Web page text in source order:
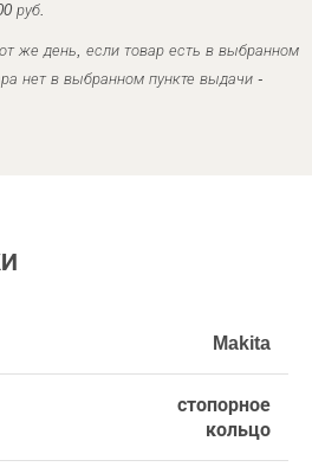
руб.
же день, если товар есть в выбранном
нет в выбранном пункте выдачи -
Makita
стопорное
кольцо